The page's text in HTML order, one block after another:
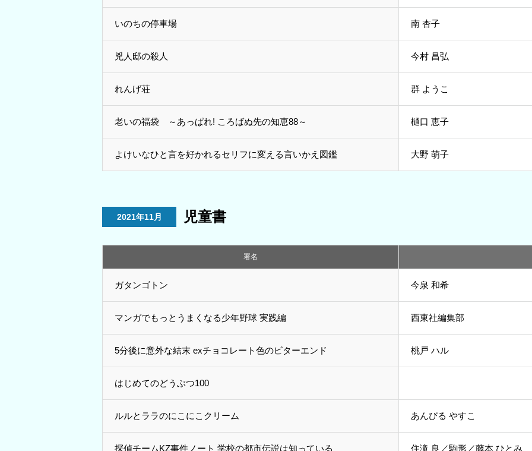
いのちの停車場 南 杏子
兇人邸の殺人 今村 昌弘
れんげ荘 群 ようこ
老いの福袋 ～あっぱれ! ころばぬ先の知恵88～ 樋口 恵子
よけいなひと言を好かれるセリフに変える言いかえ図鑑 大野 萌子
2021年11月 児童書
署名
ガタンゴトン 今泉 和希
マンガでもっとうまくなる少年野球 実践編 西東社編集部
5分後に意外な結末 exチョコレート色のビターエンド 桃戸 ハル
はじめてのどうぶつ100
ルルとララのにこにこクリーム あんびる やすこ
探偵チームKZ事件ノート 学校の都市伝説は知っている 住滝 良／駒形／藤本 ひとみ